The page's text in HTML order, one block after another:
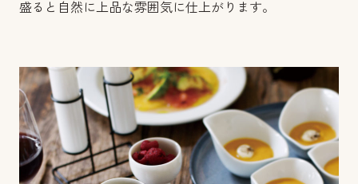
盛ると自然に上品な雰囲気に仕上がります。